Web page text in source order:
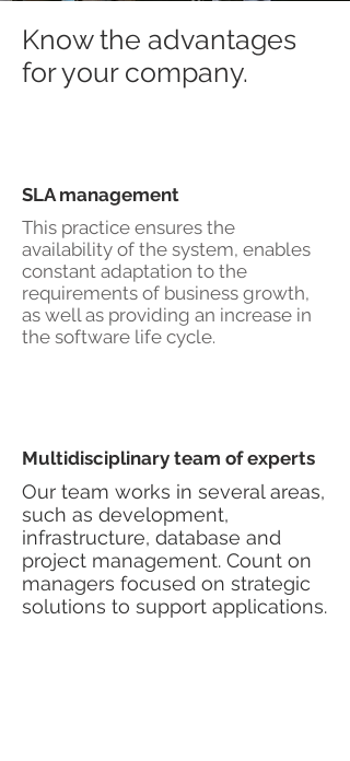
Know the advantages
for your company.
SLA management
This practice ensures the
availability of the system, enables
constant adaptation to the
requirements of business growth,
as well as providing an increase in
the software life cycle.
Multidisciplinary team of experts
Our team works in several areas,
such as development,
infrastructure, database and
project management. Count on
managers focused on strategic
solutions to support applications.